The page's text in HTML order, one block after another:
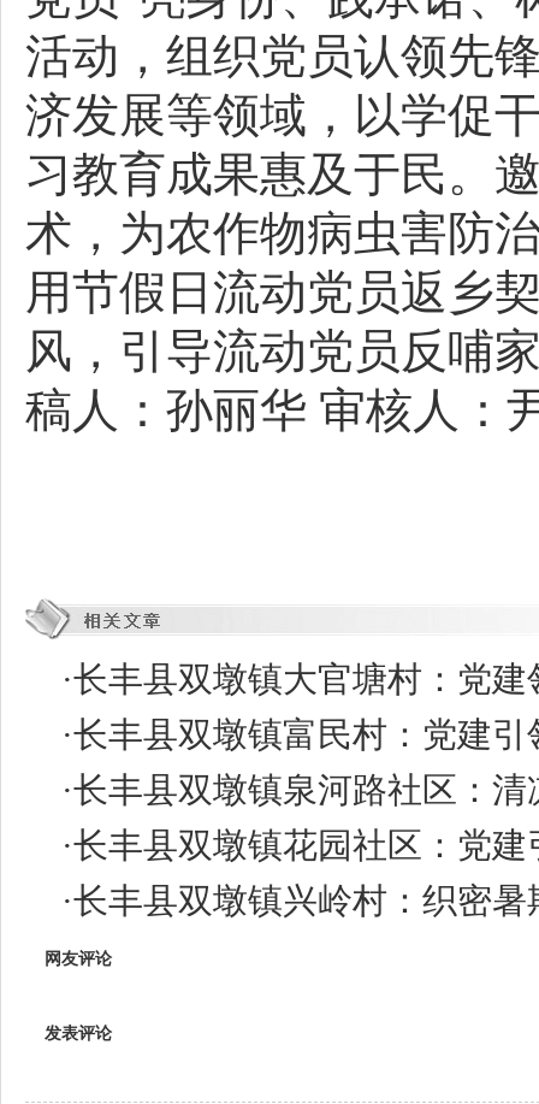
活动，组织党员认领先
济发展等领域，以学促
习教育成果惠及于民。
术，为农作物病虫害防
用节假日流动党员返乡
风，引导流动党员反哺
稿人：孙丽华 审核人：
·长丰县双墩镇大官塘村：党
·长丰县双墩镇富民村：党建
·长丰县双墩镇泉河路社区：
·长丰县双墩镇花园社区：党
·长丰县双墩镇兴岭村：织密
网友评论
发表评论